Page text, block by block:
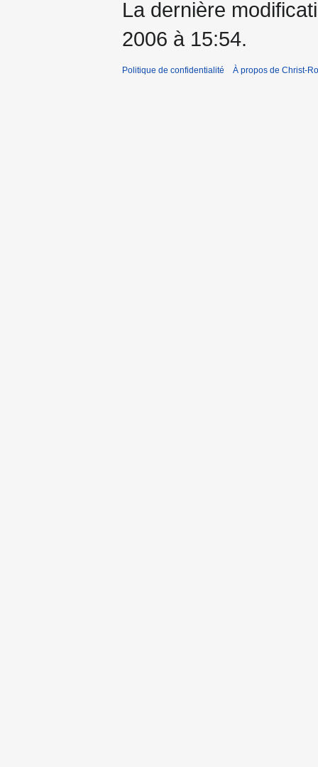
La dernière
2006 à 15:54.
Politique de confidentialité À propos de Christ-